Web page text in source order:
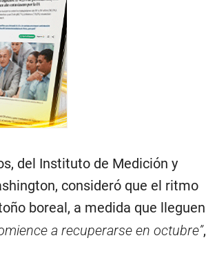
del Instituto de Medición y
consideró que el ritmo
boreal, a medida que lleguen
a recuperarse en octubre”,